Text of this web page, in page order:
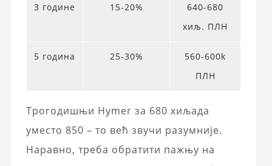
3 године 15-20%
640-680
хиљ. ПЛН
5 година 25-30%
560-600k
ПЛН
Трогодишњи Hymer за 680 хиљада
уместо 850 – то већ звучи разумније.
Наравно, треба обратити пажњу на